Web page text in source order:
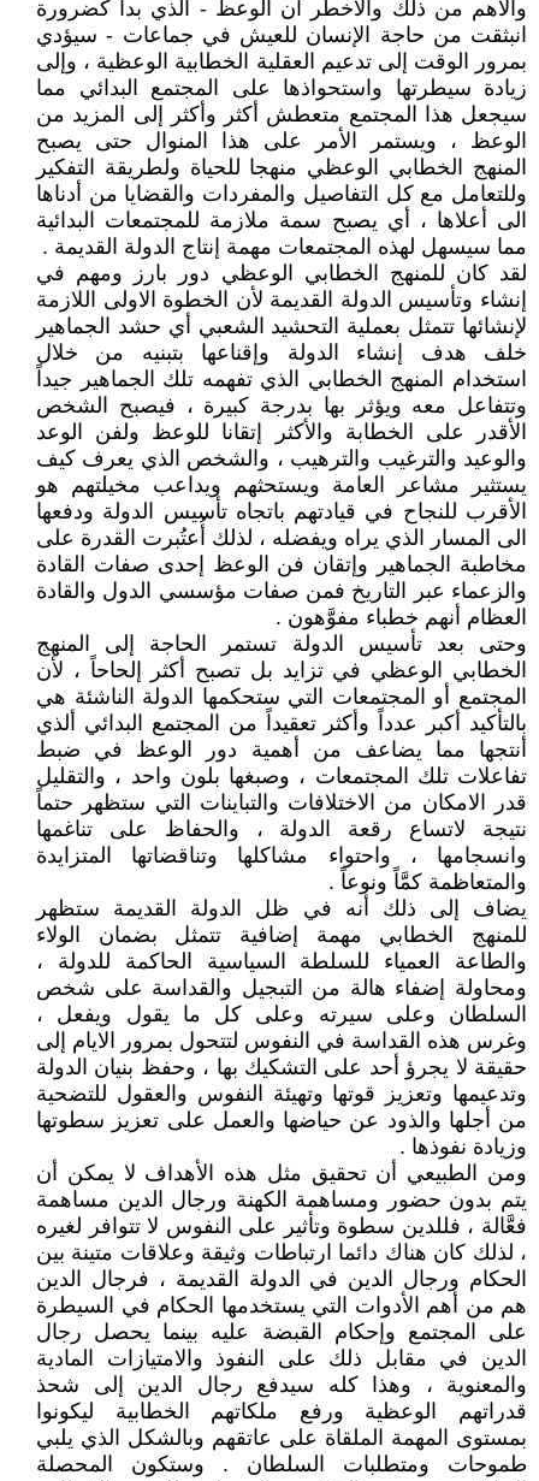
والأهم من ذلك والأخطر أن الوعظ - الذي بدأ كضرورة
انبثقت من حاجة الإنسان للعيش في جماعات - سيؤدي
بمرور الوقت إلى تدعيم العقلية الخطابية الوعظية ، وإلى
زيادة سيطرتها واستحواذها على المجتمع البدائي مما
سيجعل هذا المجتمع متعطش أكثر وأكثر إلى المزيد من
الوعظ ، ويستمر الأمر على هذا المنوال حتى يصبح
المنهج الخطابي الوعظي منهجا للحياة ولطريقة التفكير
وللتعامل مع كل التفاصيل والمفردات والقضايا من أدناها
الى أعلاها ، أي يصبح سمة ملازمة للمجتمعات البدائية
مما سيسهل لهذه المجتمعات مهمة إنتاج الدولة القديمة .
لقد كان للمنهج الخطابي الوعظي دور بارز ومهم في
إنشاء وتأسيس الدولة القديمة لأن الخطوة الاولى اللازمة
لإنشائها تتمثل بعملية التحشيد الشعبي أي حشد الجماهير
خلف هدف إنشاء الدولة وإقناعها بتبنيه من خلال
استخدام المنهج الخطابي الذي تفهمه تلك الجماهير جيداً
وتتفاعل معه ويؤثر بها بدرجة كبيرة ، فيصبح الشخص
الأقدر على الخطابة والأكثر إتقانا للوعظ ولفن الوعد
والوعيد والترغيب والترهيب ، والشخص الذي يعرف كيف
يستثير مشاعر العامة ويستحثهم ويداعب مخيلتهم هو
الأقرب للنجاح في قيادتهم باتجاه تأسيس الدولة ودفعها
الى المسار الذي يراه ويفضله ، لذلك أُعتُبرت القدرة على
مخاطبة الجماهير وإتقان فن الوعظ إحدى صفات القادة
والزعماء عبر التاريخ فمن صفات مؤسسي الدول والقادة
العظام أنهم خطباء مفوَّهون .
وحتى بعد تأسيس الدولة تستمر الحاجة إلى المنهج
الخطابي الوعظي في تزايد بل تصبح أكثر إلحاحاً ، لأن
المجتمع أو المجتمعات التي ستحكمها الدولة الناشئة هي
بالتأكيد أكبر عدداً وأكثر تعقيداً من المجتمع البدائي ألذي
أنتجها مما يضاعف من أهمية دور الوعظ في ضبط
تفاعلات تلك المجتمعات ، وصبغها بلون واحد ، والتقليل
قدر الامكان من الاختلافات والتباينات التي ستظهر حتماً
نتيجة لاتساع رقعة الدولة ، والحفاظ على تناغمها
وانسجامها ، واحتواء مشاكلها وتناقضاتها المتزايدة
والمتعاظمة كمَّاً ونوعاً .
يضاف إلى ذلك أنه في ظل الدولة القديمة ستظهر
للمنهج الخطابي مهمة إضافية تتمثل بضمان الولاء
والطاعة العمياء للسلطة السياسية الحاكمة للدولة ،
ومحاولة إضفاء هالة من التبجيل والقداسة على شخص
السلطان وعلى سيرته وعلى كل ما يقول ويفعل ،
وغرس هذه القداسة في النفوس لتتحول بمرور الايام إلى
حقيقة لا يجرؤ أحد على التشكيك بها ، وحفظ بنيان الدولة
وتدعيمها وتعزيز قوتها وتهيئة النفوس والعقول للتضحية
من أجلها والذود عن حياضها والعمل على تعزيز سطوتها
وزيادة نفوذها .
ومن الطبيعي أن تحقيق مثل هذه الأهداف لا يمكن أن
يتم بدون حضور ومساهمة الكهنة ورجال الدين مساهمة
فعَّالة ، فللدين سطوة وتأثير على النفوس لا تتوافر لغيره
، لذلك كان هناك دائما ارتباطات وثيقة وعلاقات متينة بين
الحكام ورجال الدين في الدولة القديمة ، فرجال الدين
هم من أهم الأدوات التي يستخدمها الحكام في السيطرة
على المجتمع وإحكام القبضة عليه بينما يحصل رجال
الدين في مقابل ذلك على النفوذ والامتيازات المادية
والمعنوية ، وهذا كله سيدفع رجال الدين إلى شحذ
قدراتهم الوعظية ورفع ملكاتهم الخطابية ليكونوا
بمستوى المهمة الملقاة على عاتقهم وبالشكل الذي يلبي
طموحات ومتطلبات السلطان . وستكون المحصلة